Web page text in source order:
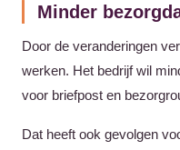
Minder
Door de veranderingen
werken. Het bedrijf wil
voor briefpost en
Dat heeft ook gevolgen